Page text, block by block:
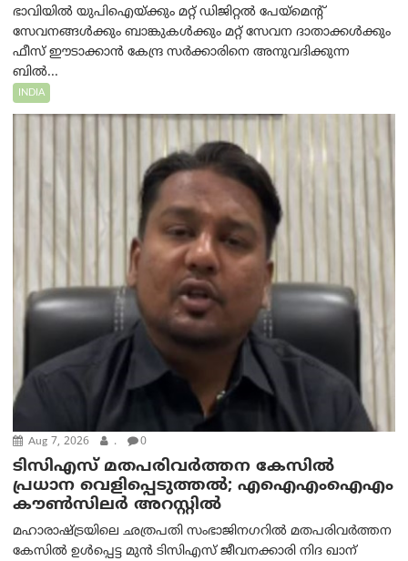
ഭാവിയിൽ യുപിഐയ്ക്കും മറ്റ് ഡിജിറ്റൽ പേയ്‌മെന്റ്
സേവനങ്ങൾക്കും ബാങ്കുകൾക്കും മറ്റ് സേവന ദാതാക്കൾക്കും
ഫീസ് ഈടാക്കാൻ കേന്ദ്ര സർക്കാരിനെ അനുവദിക്കുന്ന
ബിൽ...
INDIA
Aug 7, 2026 . 0
ടിസിഎസ് മതപരിവർത്തന കേസിൽ
പ്രധാന വെളിപ്പെടുത്തൽ; എഐഎംഐഎം
കൗൺസിലർ അറസ്റ്റിൽ
മഹാരാഷ്ട്രയിലെ ഛത്രപതി സംഭാജിനഗറിൽ മതപരിവർത്തന
കേസിൽ ഉൾപ്പെട്ട മുൻ ടിസിഎസ് ജീവനക്കാരി നിദ ഖാന്